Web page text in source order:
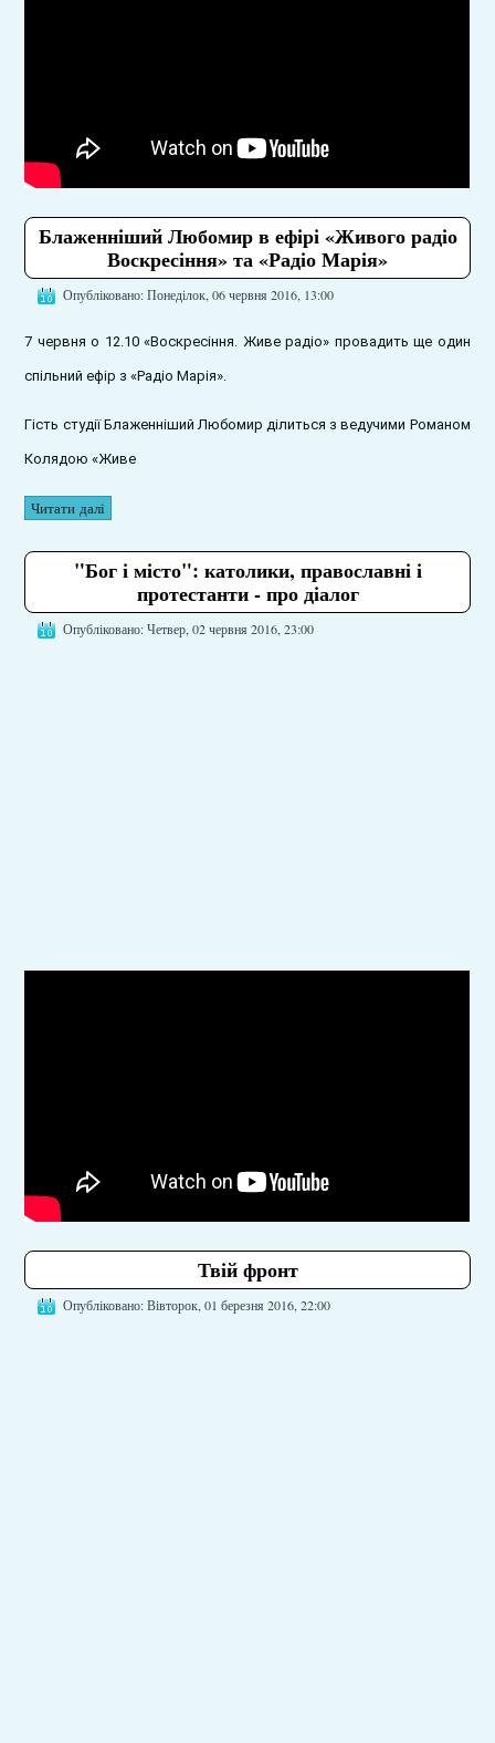
Блаженніший Любомир в ефірі «Живого радіо
Воскресіння» та «Радіо Марія»
Опубліковано: Понеділок, 06 червня 2016, 13:00
7 червня о 12.10 «Воскресіння. Живе радіо» провадить ще один
спільний ефір з «Радіо Марія».
Гість студії Блаженніший Любомир ділиться з ведучими Романом
Колядою «Живе
Читати далі
"Бог і місто": католики, православні і
протестанти - про діалог
Опубліковано: Четвер, 02 червня 2016, 23:00
Твій фронт
Опубліковано: Вівторок, 01 березня 2016, 22:00